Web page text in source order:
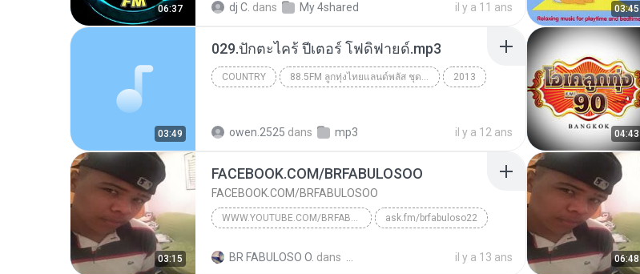
06:37 dj C. dans My 4shared il y a 11 ans 03:45
03:49
029.ปักตะไคร้ ปีเตอร์ โฟดิฟายด์.mp3
COUNTRY 88.5FM ลูกทุ่งไทยแลนด์พลัส ชุดที่ 24 2013
owen.2525 dans mp3 il y a 12 ans 04:43
03:15
FACEBOOK.COM/BRFABULOSOO
FACEBOOK.COM/BRFABULOSOO
WWW.YOUTUBE.COM/BRFABULOSO ask.fm/brfabuloso22
BR FABULOSO O. dans il y a 13 ans 06:48